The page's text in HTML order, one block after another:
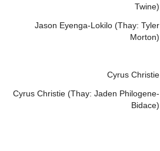
Twine)
Jason Eyenga-Lokilo (Thay: Tyler
Morton)
Cyrus Christie
Cyrus Christie (Thay: Jaden Philogene-
Bidace)